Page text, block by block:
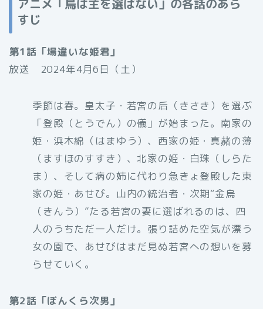
アニメ「烏は主を選ばない」の各話のあら
すじ
第1話「場違いな姫君」
放送 2024年4月6日（土）
季節は春。皇太子・若宮の后（きさき）を選ぶ
「登殿（とうでん）の儀」が始まった。南家の
姫・浜木綿（はまゆう）、西家の姫・真赭の薄
（ますほのすすき）、北家の姫・白珠（しらた
ま）、そして病の姉に代わり急きょ登殿した東
家の姫・あせび。山内の統治者・次期“金烏
（きんう）”たる若宮の妻に選ばれるのは、四
人のうちただ一人だけ。張り詰めた空気が漂う
女の園で、あせびはまだ見ぬ若宮への想いを募
らせていく。
第2話「ぼんくら次男」